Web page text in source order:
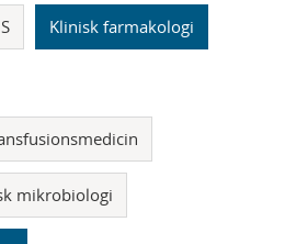
Klinisk farmakologi
mikrobiologi